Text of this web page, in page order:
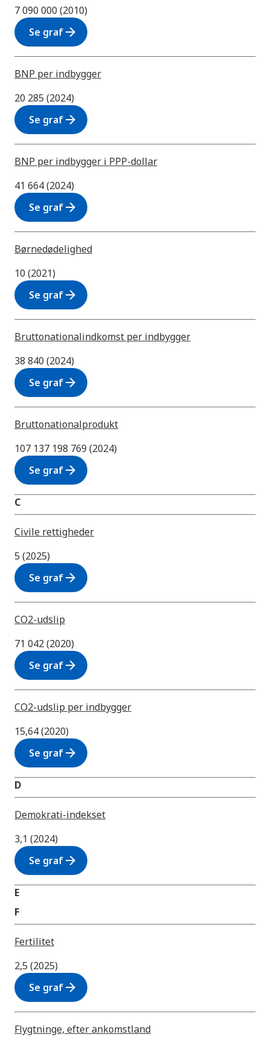
7 090 000 (2010)
Se grafarrow_forward
BNP per indbygger
20 285 (2024)
Se grafarrow_forward
BNP per indbygger i PPP-dollar
41 664 (2024)
Se grafarrow_forward
Børnedødelighed
10 (2021)
Se grafarrow_forward
Bruttonationalindkomst per indbygger
38 840 (2024)
Se grafarrow_forward
Bruttonationalprodukt
107 137 198 769 (2024)
Se grafarrow_forward
C
Civile rettigheder
5 (2025)
Se grafarrow_forward
CO2-udslip
71 042 (2020)
Se grafarrow_forward
CO2-udslip per indbygger
15,64 (2020)
Se grafarrow_forward
D
Demokrati-indekset
3,1 (2024)
Se grafarrow_forward
E
F
Fertilitet
2,5 (2025)
Se grafarrow_forward
Flygtninge, efter ankomstland